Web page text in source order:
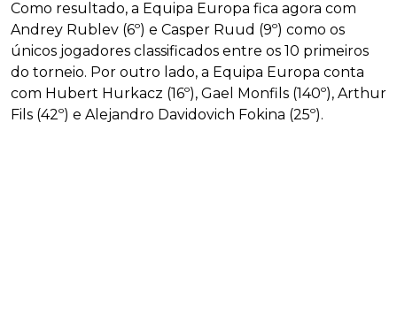
Como resultado, a Equipa Europa fica agora com
Andrey Rublev (6º) e Casper Ruud (9º) como os
únicos jogadores classificados entre os 10 primeiros
do torneio. Por outro lado, a Equipa Europa conta
com Hubert Hurkacz (16º), Gael Monfils (140º), Arthur
Fils (42º) e Alejandro Davidovich Fokina (25º).